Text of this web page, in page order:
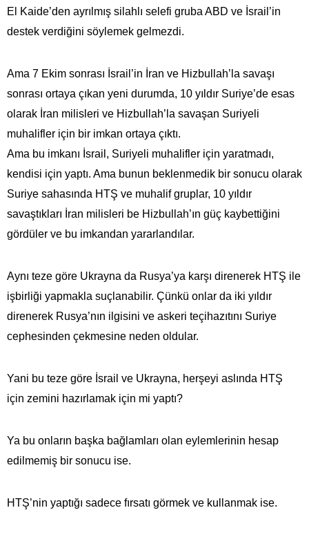
El Kaide’den ayrılmış silahlı selefi gruba ABD ve İsrail’in
destek verdiğini söylemek gelmezdi.
Ama 7 Ekim sonrası İsrail’in İran ve Hizbullah’la savaşı
sonrası ortaya çıkan yeni durumda, 10 yıldır Suriye’de esas
olarak İran milisleri ve Hizbullah’la savaşan Suriyeli
muhalifler için bir imkan ortaya çıktı.
Ama bu imkanı İsrail, Suriyeli muhalifler için yaratmadı,
kendisi için yaptı. Ama bunun beklenmedik bir sonucu olarak
Suriye sahasında HTŞ ve muhalif gruplar, 10 yıldır
savaştıkları İran milisleri be Hizbullah’ın güç kaybettiğini
gördüler ve bu imkandan yararlandılar.
Aynı teze göre Ukrayna da Rusya’ya karşı direnerek HTŞ ile
işbirliği yapmakla suçlanabilir. Çünkü onlar da iki yıldır
direnerek Rusya’nın ilgisini ve askeri teçihazıtını Suriye
cephesinden çekmesine neden oldular.
Yani bu teze göre İsrail ve Ukrayna, herşeyi aslında HTŞ
için zemini hazırlamak için mi yaptı?
Ya bu onların başka bağlamları olan eylemlerinin hesap
edilmemiş bir sonucu ise.
HTŞ’nin yaptığı sadece fırsatı görmek ve kullanmak ise.